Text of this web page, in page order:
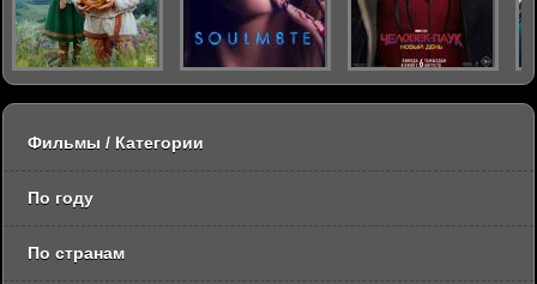
Фильмы / Категории
По году
По странам